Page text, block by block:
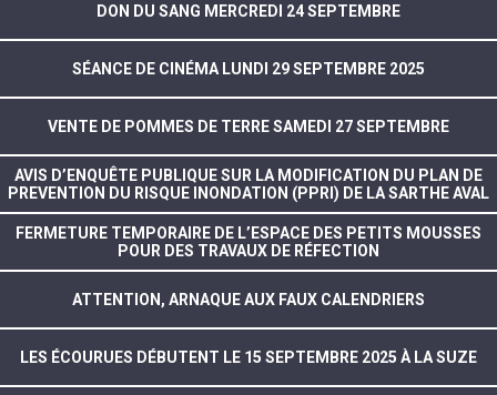
DON DU SANG MERCREDI 24 SEPTEMBRE
SÉANCE DE CINÉMA LUNDI 29 SEPTEMBRE 2025
VENTE DE POMMES DE TERRE SAMEDI 27 SEPTEMBRE
AVIS D’ENQUÊTE PUBLIQUE SUR LA MODIFICATION DU PLAN DE
PREVENTION DU RISQUE INONDATION (PPRI) DE LA SARTHE AVAL
FERMETURE TEMPORAIRE DE L’ESPACE DES PETITS MOUSSES
POUR DES TRAVAUX DE RÉFECTION
ATTENTION, ARNAQUE AUX FAUX CALENDRIERS
LES ÉCOURUES DÉBUTENT LE 15 SEPTEMBRE 2025 À LA SUZE